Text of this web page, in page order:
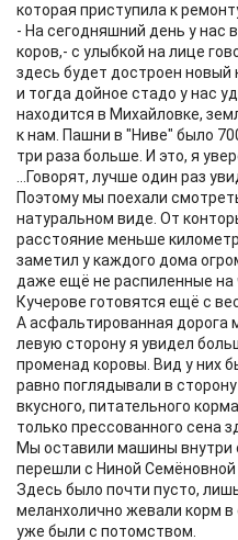
которая приступила к
- На сегодняшний день у нас
коров,- с улыбкой на лице
здесь будет достроен новый
и тогда дойное стадо у нас
находится в Михайловке,
к нам. Пашни в "Ниве" было
три раза больше. И это, я
...Говорят, лучше один раз
Поэтому мы поехали
натуральном виде. От
расстояние меньше
заметил у каждого дома
даже ещё не распиленные на
Кучерове готовятся ещё с
А асфальтированная дорога
левую сторону я увидел
променад коровы. Вид у них
равно поглядывали в
вкусного, питательного
только прессованного сена
Мы оставили машины внутри
перешли с Ниной
Здесь было почти пусто,
меланхолично жевали корм
уже были с потомством.